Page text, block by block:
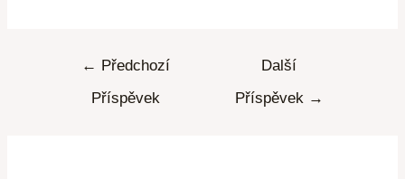
← Předchozí
Příspěvek
Další
Příspěvek →